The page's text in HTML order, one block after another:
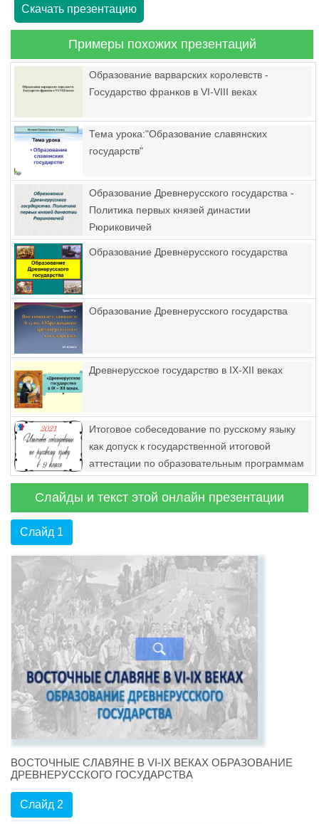
Скачать презентацию
Примеры похожих презентаций
Образование варварских королевств -
Государство франков в VI-VIII веках
Тема урока:"Образование славянских
государств"
Образование Древнерусского государства -
Политика первых князей династии
Рюриковичей
Образование Древнерусского государства
Образование Древнерусского государства
Древнерусское государство в IХ-ХII веках
Итоговое собеседование по русскому языку
как допуск к государственной итоговой
аттестации по образовательным программам
Слайды и текст этой онлайн презентации
Слайд 1
ВОСТОЧНЫЕ СЛАВЯНЕ В VI-IX ВЕКАХ ОБРАЗОВАНИЕ
ДРЕВНЕРУССКОГО ГОСУДАРСТВА
Слайд 2